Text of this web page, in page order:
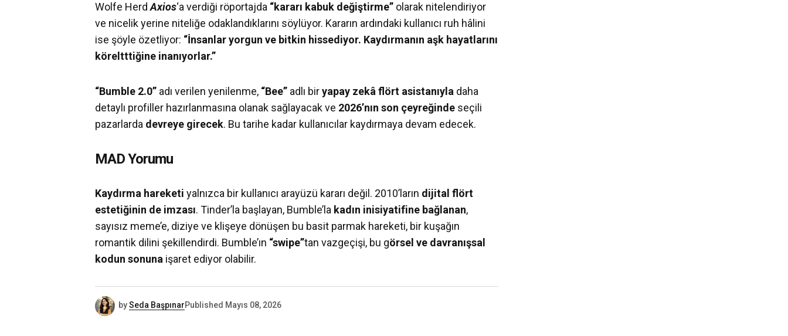
Wolfe HerdAxios‘a verdiği röportajda “kararı kabuk değiştirme” olarak nitelendiriyor
ve nicelik yerine niteliğe odaklandıklarını söylüyor. Kararın ardındaki kullanıcı ruh hâlini
ise şöyle özetliyor: “İnsanlar yorgun ve bitkin hissediyor. Kaydırmanın aşk hayatlarını
köreltttiğine inanıyorlar.”
“Bumble 2.0” adı verilen yenilenme, “Bee” adlı biryapay zekâ flört asistanıyla daha
detaylı profiller hazırlanmasına olanak sağlayacak ve 2026’nın son çeyreğinde seçili
pazarlarda devreye girecek. Bu tarihe kadar kullanıcılar kaydırmaya devam edecek.
MAD Yorumu
Kaydırma hareketi yalnızca bir kullanıcı arayüzü kararı değil. 2010’ların dijital flört
estetiğinin de imzası. Tinder’la başlayan, Bumble’la kadın inisiyatifine bağlanan,
sayısız meme’e, diziye ve klişeye dönüşen bu basit parmak hareketi, bir kuşağın
romantik dilini şekillendirdi. Bumble’ın “swipe”tan vazgeçişi, bu görsel ve davranışsal
kodun sonuna işaret ediyor olabilir.
bySeda BaşpınarPublished Mayıs 08, 2026